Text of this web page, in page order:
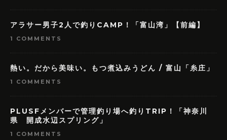
アラサー男子2人で釣りCAMP！「富山湾」【前編】
1 COMMENTS
熱い。だから美味い。もつ煮込みうどん / 富山「糸庄」
1 COMMENTS
PLUSFメンバーで管理釣り場へ釣りTRIP！「神奈川
県 開成水辺スプリング」
1 COMMENTS